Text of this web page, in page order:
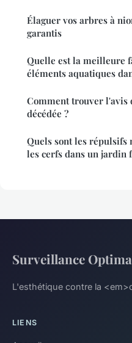
Élaguer vos arbres à
garantis
Quelle est la meilleure
éléments aquatiques
Comment trouver l'avis
décédée ?
Quels sont les répulsifs
les cerfs dans un jardin
Surveillance
L'esthétique contre la
LIENS